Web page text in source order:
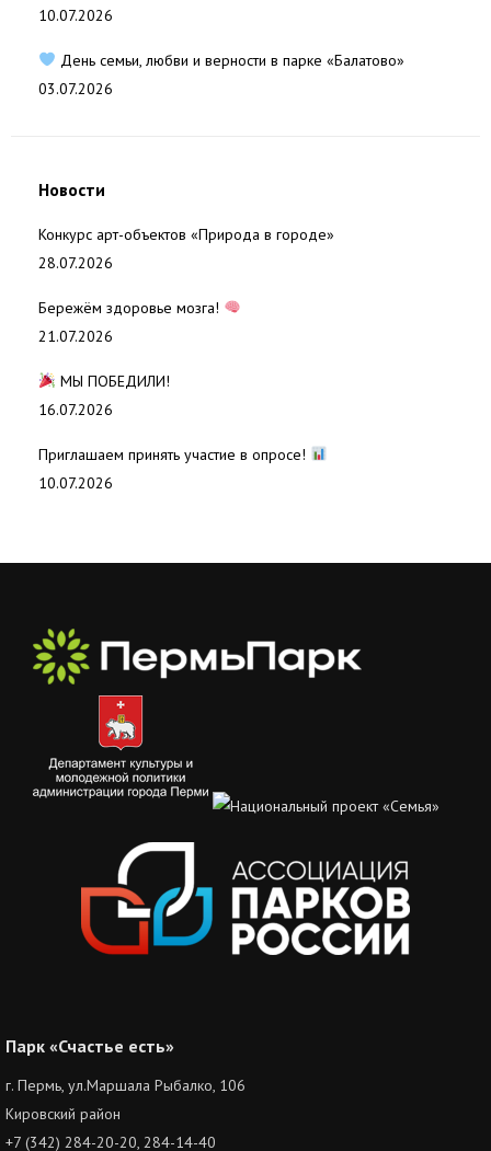
10.07.2026
День семьи, любви и верности в парке «Балатово»
03.07.2026
Новости
Конкурс арт-объектов «Природа в городе»
28.07.2026
Бережём здоровье мозга!
21.07.2026
МЫ ПОБЕДИЛИ!
16.07.2026
Приглашаем принять участие в опросе!
10.07.2026
Парк «Счастье есть»
г. Пермь, ул.Маршала Рыбалко, 106
Кировский район
+7 (342) 284-20-20, 284-14-40